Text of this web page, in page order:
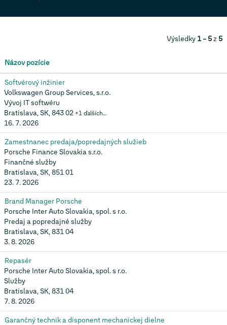
Výsledky 1 – 5z 5
Názov pozície
Softvérový inžinier
Volkswagen Group Services, s.r.o.
Vývoj IT softwéru
Bratislava, SK, 843 02 +1 ďalších…
16. 7. 2026
Zamestnanec predaja/popredajných služieb
Porsche Finance Slovakia s.r.o.
Finančné služby
Bratislava, SK, 851 01
23. 7. 2026
Brand Manager Porsche
Porsche Inter Auto Slovakia, spol. s r.o.
Predaj a popredajné služby
Bratislava, SK, 831 04
3. 8. 2026
Repasér
Porsche Inter Auto Slovakia, spol. s r.o.
Služby
Bratislava, SK, 831 04
7. 8. 2026
Garančný technik a disponent mechanickej dielne